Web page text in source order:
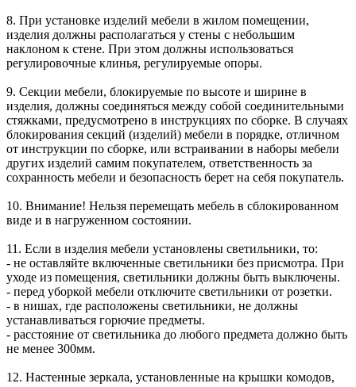
8. При установке изделий мебели в жилом помещении,
изделия должны располагаться у стены с небольшим
наклоном к стене. При этом должны использоваться
регулировочные клинья, регулируемые опоры.
9. Секции мебели, блокируемые по высоте и ширине в
изделия, должны соединяться между собой соединительными
стяжками, предусмотрено в инструкциях по сборке. В случаях
блокирования секций (изделий) мебели в порядке, отличном
от инструкции по сборке, или встраивании в наборы мебели
других изделий самим покупателем, ответственность за
сохранность мебели и безопасность берет на себя покупатель.
10. Внимание! Нельзя перемещать мебель в сблокированном
виде и в нагруженном состоянии.
11. Если в изделия мебели установлены светильники, то:
- не оставляйте включенные светильники без присмотра. При
уходе из помещения, светильники должны быть выключены.
- перед уборкой мебели отключите светильники от розетки.
- в нишах, где расположены светильники, не должны
устанавливаться горючие предметы.
- расстояние от светильника до любого предмета должно быть
не менее 300мм.
12. Настенные зеркала, установленные на крышки комодов,